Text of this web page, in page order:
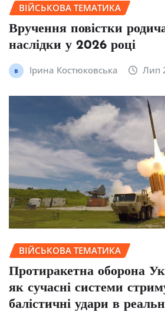
ВІЙСЬКОВА ТЕМАТИКА
Вручення повістки
наслідки у 2026 році
Ірина Костюковська Лип
ВІЙСЬКОВА ТЕМАТИКА
Протиракетна оборона
як сучасні системи
балістичні удари в